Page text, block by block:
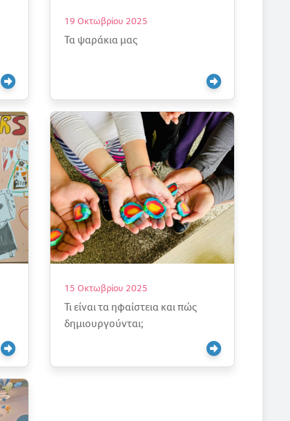
19 Οκτωβρίου 2025
Τα ψαράκια μας
15 Οκτωβρίου 2025
Τι είναι τα ηφαίστεια και πώς
δημιουργούνται;